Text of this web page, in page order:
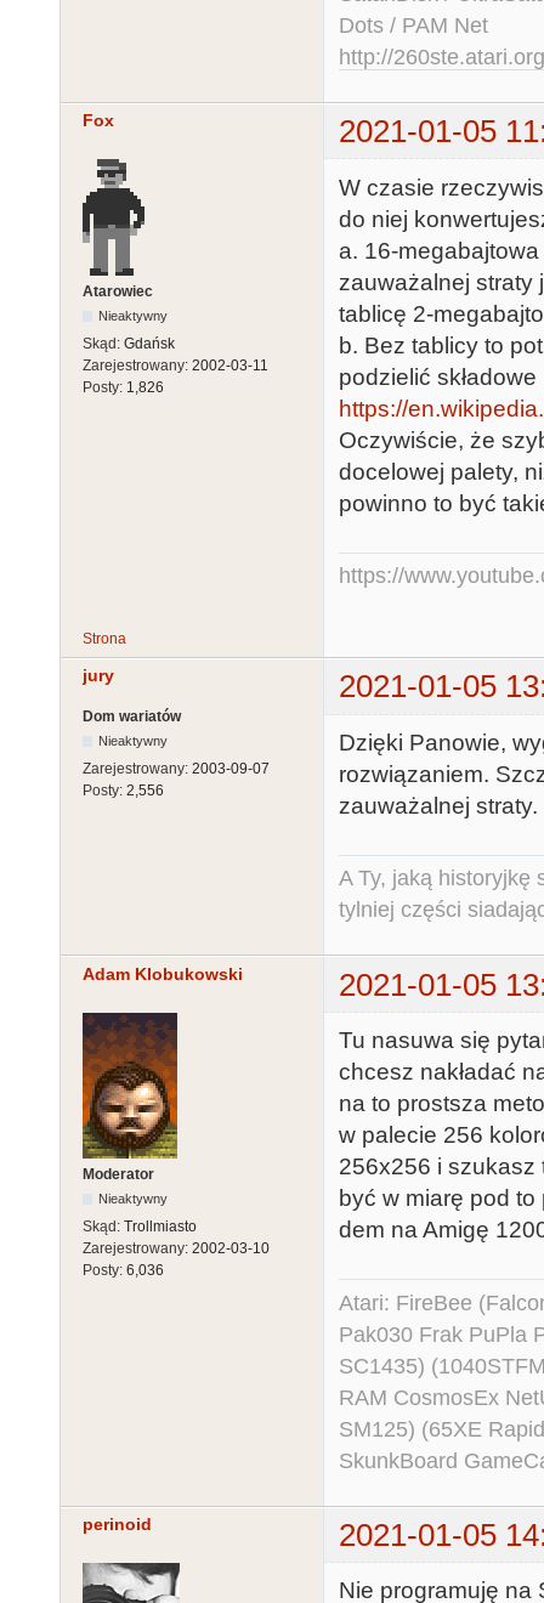
Dots / PAM Net
http://260ste.atari.org
Fox 2021-01-05
Atarowiec
Nieaktywny
Skąd: Gdańsk
Zarejestrowany: 2002-03-11
Posty: 1,826
W czasie
do niej
a. 16-
zauważalnej straty
tablicę 2-
b. Bez tablicy to
podzielić
https://
Oczywiście, że
docelowej palety,
powinno to być
https://
Strona
jury 2021-01-05
Dom wariatów
Nieaktywny
Zarejestrowany: 2003-09-07
Posty: 2,556
Dzięki Panowie,
rozwiązaniem.
zauważalnej straty.
A Ty, jaką historyjkę
tylniej części
Adam Klobukowski 2021-01-05
Moderator
Nieaktywny
Skąd: Trollmiasto
Zarejestrowany: 2002-03-10
Posty: 6,036
Tu nasuwa się
chcesz nakładać
na to prostsza
w palecie 256
256x256 i szukasz
być w miarę pod
dem na Amigę
Atari: FireBee
Pak030 Frak PuPla
SC1435)
RAM CosmosEx
SM125) (65XE
SkunkBoard
perinoid 2021-01-05
Nie programuję na